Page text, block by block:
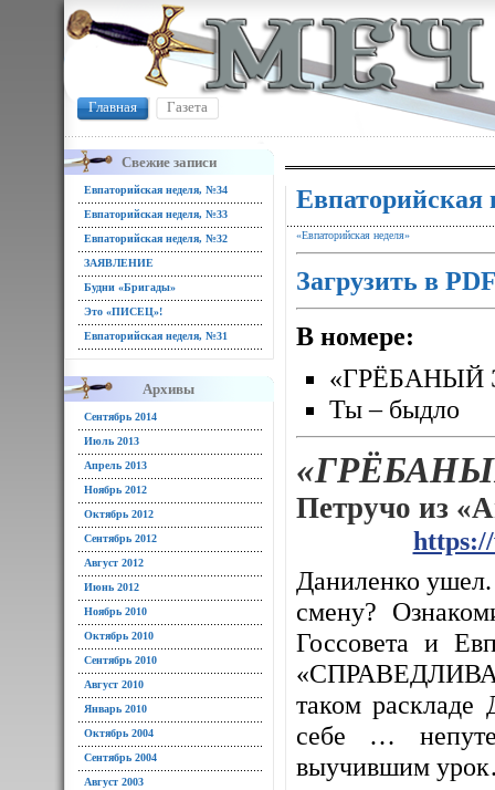
Главная Газета
Свежие записи
Евпаторийская неделя, №34
Евпаторийская неделя, №33
Евпаторийская неделя, №32
ЗАЯВЛЕНИЕ
Будни «Бригады»
Это «ПИСЕЦ»!
Евпаторийская неделя, №31
Архивы
Сентябрь 2014
Июль 2013
Апрель 2013
Ноябрь 2012
Октябрь 2012
Сентябрь 2012
Август 2012
Июнь 2012
Ноябрь 2010
Октябрь 2010
Сентябрь 2010
Август 2010
Январь 2010
Октябрь 2004
Сентябрь 2004
Август 2003
Евпаторийская
«Евпаторийская неделя»
Загрузить в
В номере:
«ГРЁБАНЫЙ
Ты – быдло
Петручо из
Даниленко
смену?
Госсовета и
таком раскладе
себе …
выучившим